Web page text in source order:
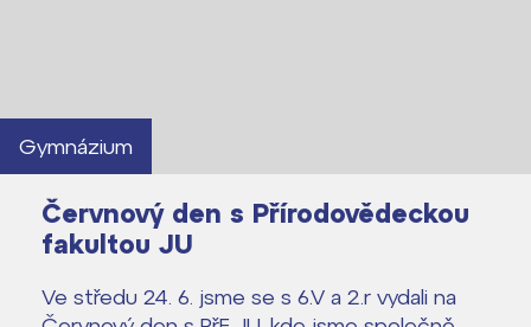
Gymnázium
Červnový den s Přírodovědeckou
fakultou JU
Ve středu 24. 6. jsme se s 6.V a 2.r vydali na